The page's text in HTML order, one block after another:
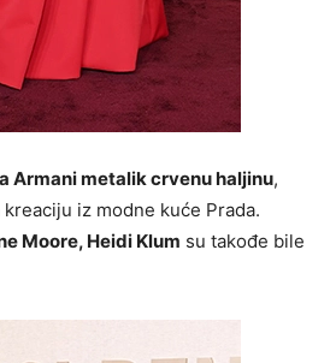
Armani metalik crvenu haljinu,
kreaciju iz modne kuće Prada.
Moore, Heidi Klum su takođe bile